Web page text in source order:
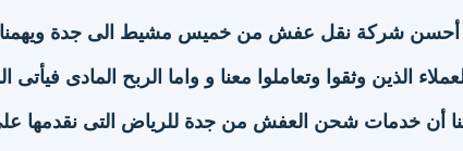
شركة نقل عفش من خميس مشيط الى جدة
الذين وثقوا وتعاملوا معنا و واما الربح المادى فيأتى
أن خدمات شحن العفش من جدة للرياض التى نقدمها